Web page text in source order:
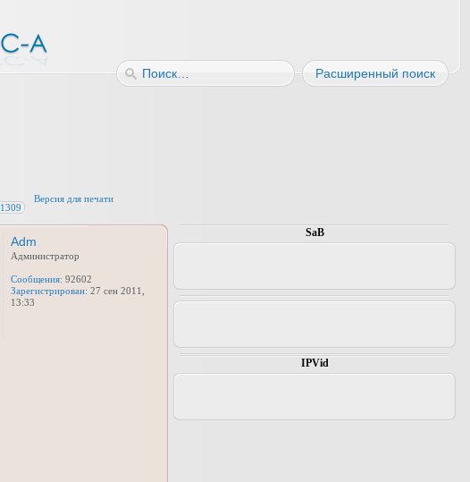
Расширенный поиск
Версия для печати
1309
Adm
Администратор
Сообщения: 92602
Зарегистрирован: 27 сен 2011,
13:33
SaB
IPVid